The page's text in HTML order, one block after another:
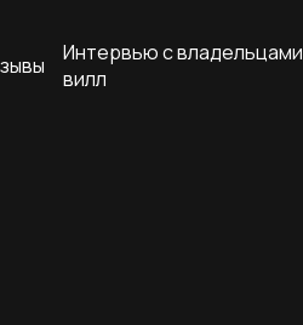
Интервью с владельцами
вилл